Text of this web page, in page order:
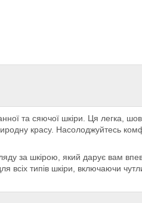
та сяючої шкіри. Ця легка,
красу. Насолоджуйтесь
за шкірою, який дарує вам
типів шкіри, включаючи